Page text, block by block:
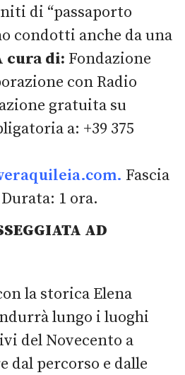
di “passaporto
condotti anche da una
cura di: Fondazione
con Radio
gratuita su
a: +39 375
. Fascia
1 ora.
AD
la storica Elena
lungo i luoghi
del Novecento a
dal percorso e dalle